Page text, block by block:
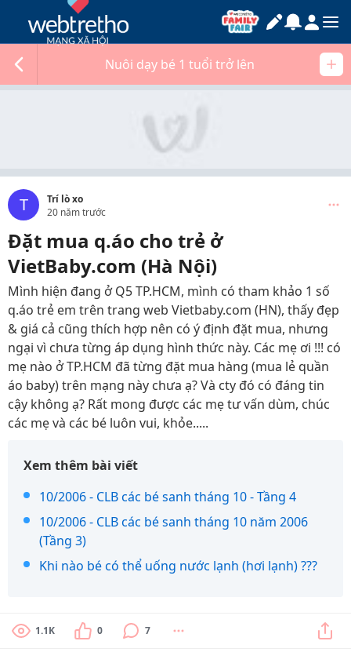
Nuôi dạy bé 1 tuổi trở lên
T
Trí lò xo
20 năm trước
Đặt mua q.áo cho trẻ ở
VietBaby.com (Hà Nội)
Mình hiện đang ở Q5 TP.HCM, mình có tham khảo 1 số
q.áo trẻ em trên trang web Vietbaby.com (HN), thấy đẹp
& giá cả cũng thích hợp nên có ý định đặt mua, nhưng
ngại vì chưa từng áp dụng hình thức này. Các mẹ ơi !!! có
mẹ nào ở TP.HCM đã từng đặt mua hàng (mua lẻ quần
áo baby) trên mạng này chưa ạ? Và cty đó có đáng tin
cậy không ạ? Rất mong được các mẹ tư vấn dùm, chúc
các mẹ và các bé luôn vui, khỏe.....
Xem thêm bài viết
10/2006 - CLB các bé sanh tháng 10 - Tầng 4
10/2006 - CLB các bé sanh tháng 10 năm 2006
(Tầng 3)
Khi nào bé có thể uống nước lạnh (hơi lạnh) ???
1.1K 0 7